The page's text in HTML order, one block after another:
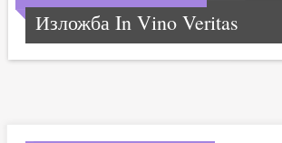
Изложба In Vino Veritas